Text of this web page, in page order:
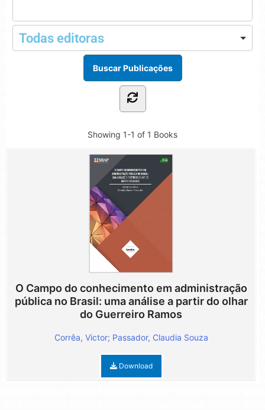
Showing 1-1 of 1 Books
O Campo do conhecimento em administração
pública no Brasil: uma análise a partir do olhar
do Guerreiro Ramos
Corrêa, Victor; Passador, Claudia Souza
Download